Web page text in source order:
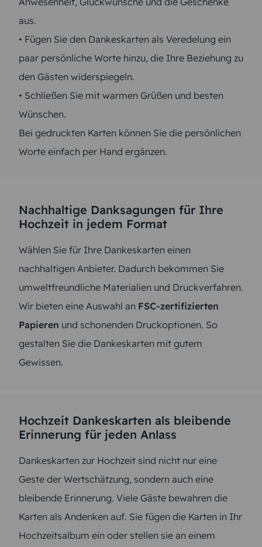
aus.
• Fügen Sie den Dankeskarten als Veredelung ein
paar persönliche Worte hinzu, die Ihre Beziehung zu
den Gästen widerspiegeln.
• Schließen Sie mit warmen Grüßen und besten
Wünschen.
Bei gedruckten Karten können Sie die persönlichen
Worte einfach per Hand ergänzen.
Nachhaltige Danksagungen für Ihre
Hochzeit in jedem Format
Wählen Sie für Ihre Dankeskarten einen
nachhaltigen Anbieter. Dadurch bekommen Sie
umweltfreundliche Materialien und Druckverfahren.
Wir bieten eine Auswahl an FSC-zertifizierten
Papieren und schonenden Druckoptionen. So
gestalten Sie die Dankeskarten mit gutem
Gewissen.
Hochzeit Dankeskarten als bleibende
Erinnerung für jeden Anlass
Dankeskarten zur Hochzeit sind nicht nur eine
Geste der Wertschätzung, sondern auch eine
bleibende Erinnerung. Viele Gäste bewahren die
Karten als Andenken auf. Sie fügen die Karten in Ihr
Hochzeitsalbum ein oder stellen sie an einem